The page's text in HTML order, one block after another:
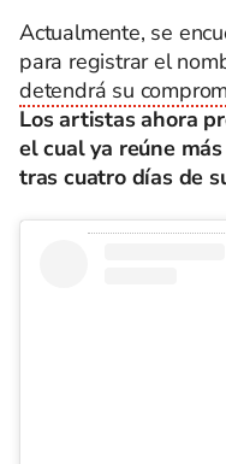
Actualmente, se
para registrar el
detendrá su
Los artistas ahora
el cual ya reúne
tras cuatro días de